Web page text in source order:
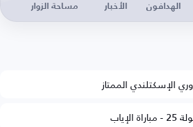
الهدافون الأخبار مساحة الزوار
الإسكتلندي الممتاز
الإياب